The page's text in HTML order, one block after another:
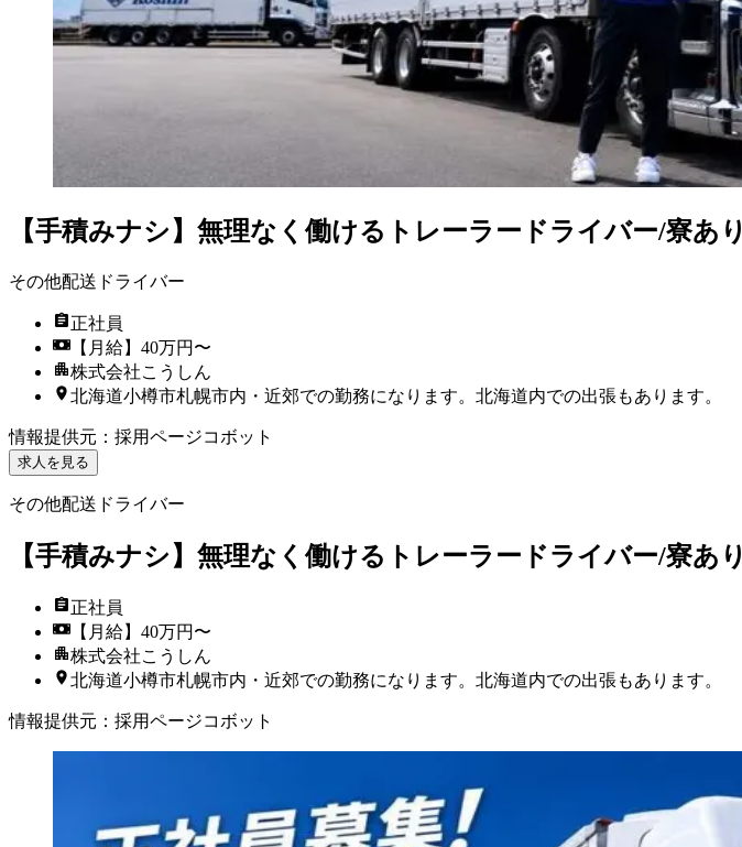
【手積みナシ】無理なく働けるトレーラードライバー/寮あり
その他配送ドライバー
正社員
【月給】40万円〜
株式会社こうしん
北海道小樽市札幌市内・近郊での勤務になります。北海道内での出張もあります。
情報提供元 ： 採用ページコボット
求人を見る
その他配送ドライバー
【手積みナシ】無理なく働けるトレーラードライバー/寮あり
正社員
【月給】40万円〜
株式会社こうしん
北海道小樽市札幌市内・近郊での勤務になります。北海道内での出張もあります。
情報提供元 ： 採用ページコボット